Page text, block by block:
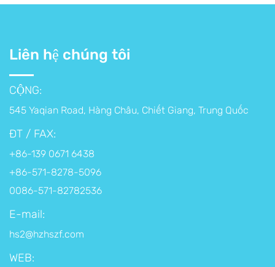
Liên hệ chúng tôi
CỘNG:
545 Yaqian Road, Hàng Châu, Chiết Giang, Trung Quốc
ĐT / FAX:
+86-139 0671 6438
+86-571-8278-5096
0086-571-82782536
E-mail:
hs2@hzhszf.com
WEB: